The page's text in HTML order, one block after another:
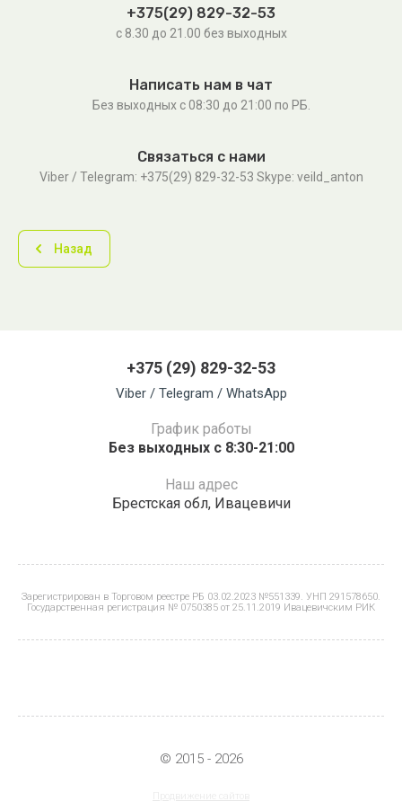
+375(29) 829-32-53
с 8.30 до 21.00 без выходных
Написать нам в чат
Без выходных c 08:30 до 21:00 по РБ.
Связаться с нами
Viber / Telegram: +375(29) 829-32-53 Skype: veild_anton
Назад
+375 (29) 829-32-53
Viber / Telegram / WhatsApp
График работы
Без выходных с 8:30-21:00
Наш адрес
Брестская обл, Ивацевичи
Зарегистрирован в Торговом реестре РБ 03.02.2023 №551339. УНП 291578650.
Государственная регистрация № 0750385 от 25.11.2019 Ивацевичским РИК
© 2015 - 2026